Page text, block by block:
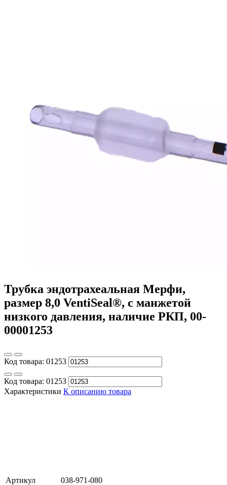
Трубка эндотрахеальная Мерфи,
размер 8,0 VentiSeal®, с манжетой
низкого давления, наличие РКП, 00-
00001253
Код товара: 01253
Код товара: 01253
Характеристики К описанию товара
Артикул
038-971-080